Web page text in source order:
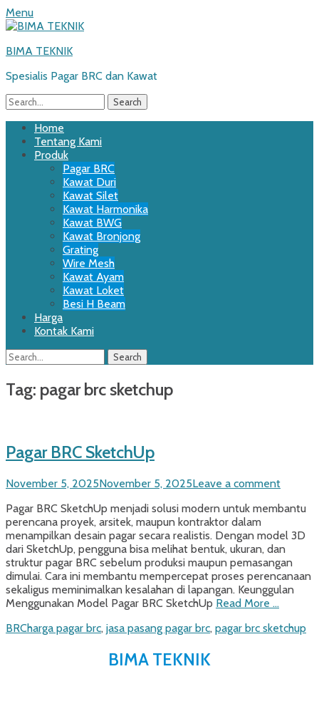
Menu
BIMA TEKNIK
Spesialis Pagar BRC dan Kawat
Search
for:
Primary
Menu
Skip
content
Home
Tentang Kami
Produk
Pagar BRC
Kawat Duri
Kawat Silet
Kawat Harmonika
Kawat BWG
Kawat Bronjong
Grating
Wire Mesh
Kawat Ayam
Kawat Loket
Besi H Beam
Harga
Kontak Kami
Search
Search
for:
Tag: pagar brc sketchup
Pagar BRC SketchUp
Posted
November 5, 2025November 5, 2025Leave a comment
Pagar BRC SketchUp menjadi solusi modern untuk membantu
perencana proyek, arsitek, maupun kontraktor dalam
menampilkan desain pagar secara realistis. Dengan model 3D
dari SketchUp, pengguna bisa melihat bentuk, ukuran, dan
struktur pagar BRC sebelum produksi maupun pemasangan
dimulai. Cara ini membantu mempercepat proses perencanaan
sekaligus meminimalkan kesalahan di lapangan. Keunggulan
Menggunakan Model Pagar BRC SketchUp Read More …
Categories
BRCTags
harga pagar brc, jasa pasang pagar brc, pagar brc sketchup
BIMA TEKNIK